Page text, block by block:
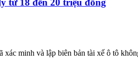
minh và lập biên bản tài xế ô tô